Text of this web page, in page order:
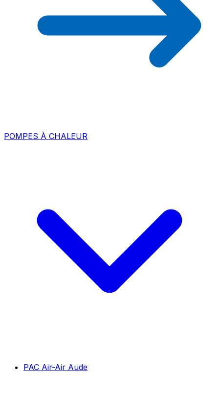
POMPES À CHALEUR
PAC Air-Air Aude